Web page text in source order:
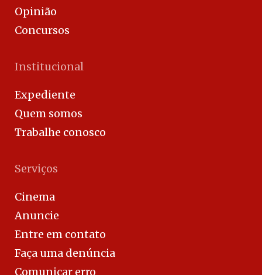
Opinião
Concursos
Institucional
Expediente
Quem somos
Trabalhe conosco
Serviços
Cinema
Anuncie
Entre em contato
Faça uma denúncia
Comunicar erro